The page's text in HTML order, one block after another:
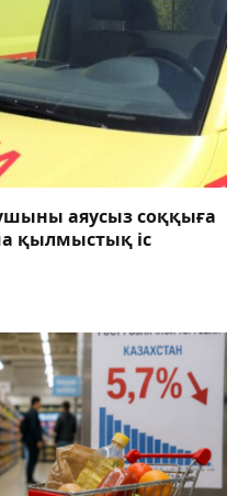
аяусыз соққыға
қылмыстық іс